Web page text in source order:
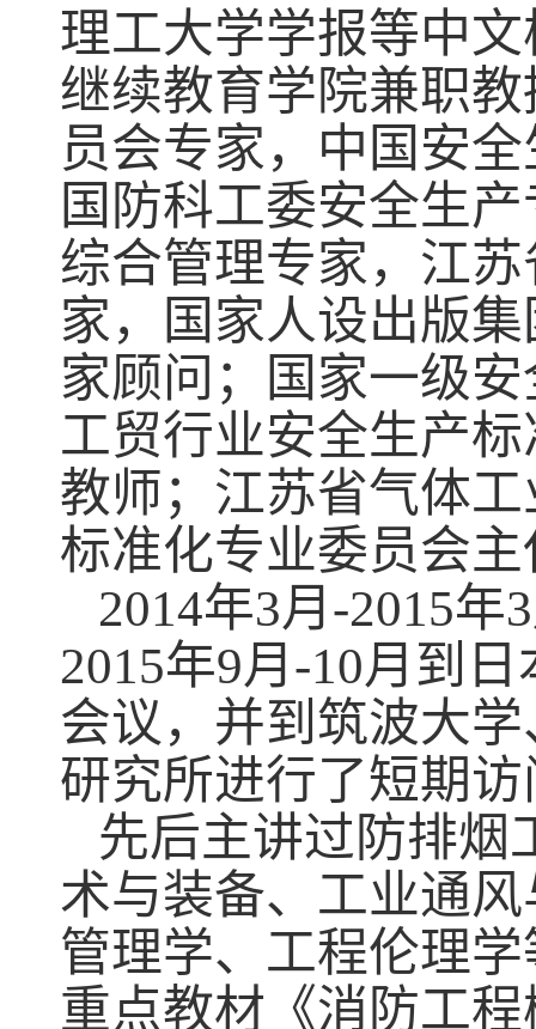
理工大学学报等中
继续教育学院兼职
员会专家，中国安
国防科工委安全生
综合管理专家，江
家，国家人设出版
家顾问；国家一级
工贸行业安全生产
教师；江苏省气体
标准化专业委员会
2014年3月 -2015年3
2015年9月 -10月到日
会议，并到筑波大
研究所进行了短期访
先后主讲过防排烟
术与装备、工业通
管理学、工程伦理
重点教材《消防工